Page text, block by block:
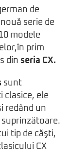
de
serie de
modele
prim
din seria CX.
sunt
clasice, ele
redând un
tip de căşti,
CX